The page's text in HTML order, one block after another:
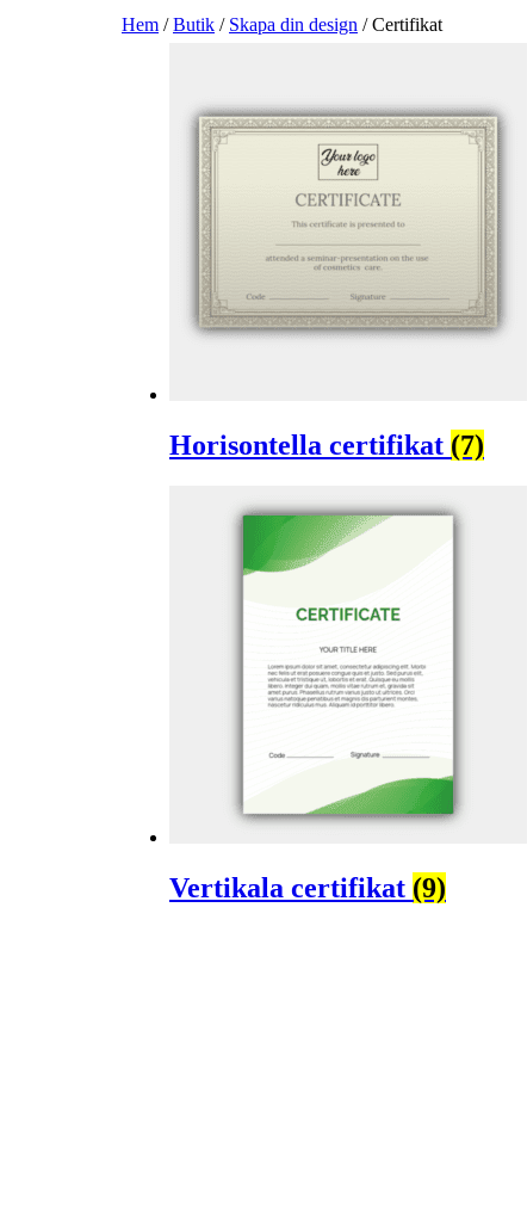
Hem /Butik / Skapa din design / Certifikat
Horisontella certifikat (7)
Vertikala certifikat (9)